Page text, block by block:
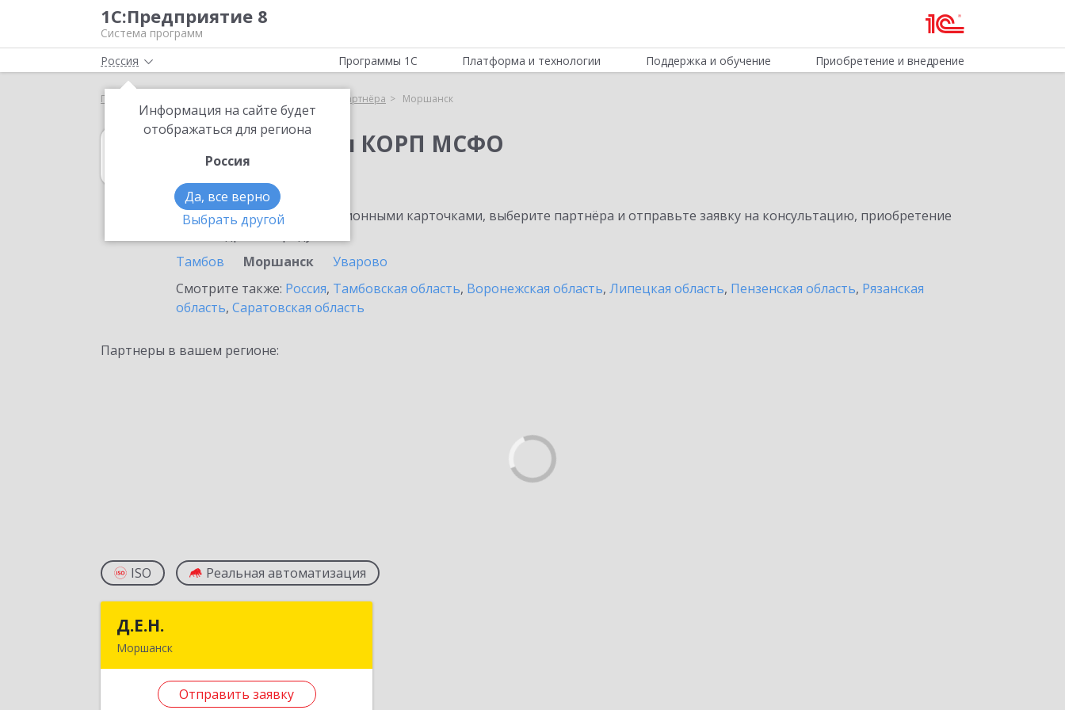
1С:Предприятие 8
Система программ
Россия
Информация на сайте будет
отображаться для региона
Россия
Да, все верно
Выбрать другой
Программы 1С Платформа и технологии Поддержка и обучение Приобретение и внедрение
Главная Выбор партнёра Моршанск
1С:Бухгалтерия КОРП МСФО
в Моршанске
Ознакомьтесь с информационными карточками, выберите партнёра и отправьте заявку на консультацию, приобретение
Тамбов
Моршанск
Уварово
Смотрите также: Россия, Тамбовская область, Воронежская область, Липецкая область, Пензенская область, Рязанская
область, Саратовская область
Партнеры в вашем регионе:
ISO Реальная автоматизация
Д.Е.Н.
Моршанск
Отправить заявку
Дзержинского ул, дом № 4б, кв.157